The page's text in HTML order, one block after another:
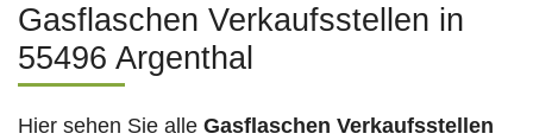
Gasflaschen Verkaufsstellen in
55496 Argenthal
Hier sehen Sie alle Gasflaschen Verkaufsstellen